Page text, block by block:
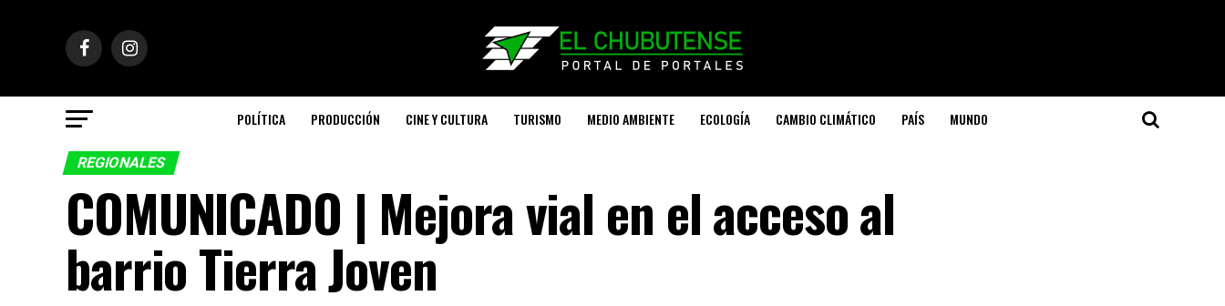
POLÍTICA PRODUCCIÓN CINE Y CULTURA TURISMO MEDIO AMBIENTE ECOLOGÍA CAMBIO CLIMÁTICO PAÍS MUNDO
REGIONALES
COMUNICADO | Mejora vial en el acceso al
barrio Tierra Joven